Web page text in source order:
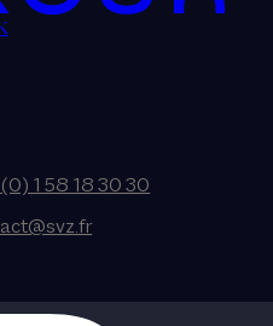
1 58 18 30 30